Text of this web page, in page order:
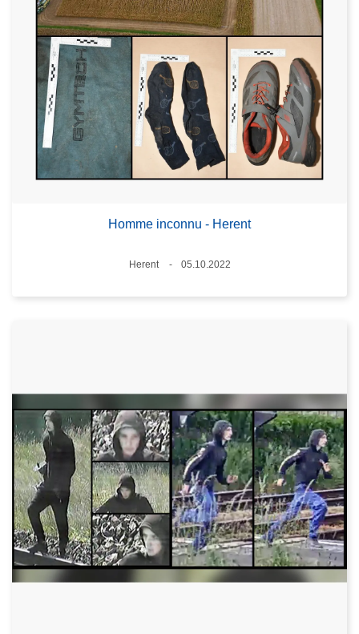
Homme inconnu - Herent
Lieux
Herent
05.10.2022